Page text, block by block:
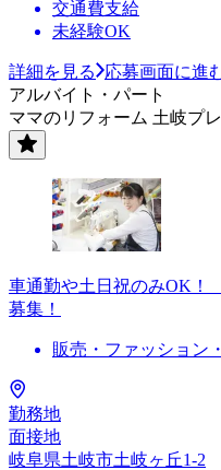
交通費支給
未経験OK
詳細を見る
応募画面に進
アルバイト・パート
ママのリフォーム 土岐プ
車通勤や土日祝のみOK！
募集！
販売・ファッション
勤務地
面接地
岐阜県土岐市土岐ヶ丘1-2